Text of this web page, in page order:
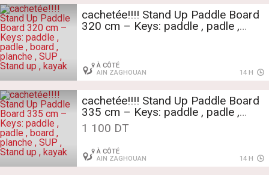
cachetée!!!! Stand Up Paddle Board
320 cm – Keys: paddle , padle ,
À CÔTÉ
AIN ZAGHOUAN
14 H
cachetée!!!! Stand Up Paddle Board
335 cm – Keys: paddle , padle ,
board , planche , SUP , Stand up ,
kayak
1 100 DT
À CÔTÉ
AIN ZAGHOUAN
14 H